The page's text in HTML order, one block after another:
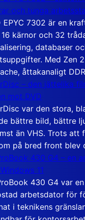
och tunga
EPYC 7302 är en
kärnor och 32
databaser
Med Zen
åttakanaligt
– den jättelika
mot DVD
var den stora,
bättre bild, bättre
än VHS. Trots att
på bred front blev
430 G4 – en
11
430 G4 var
arbetsdator för
i teknikens